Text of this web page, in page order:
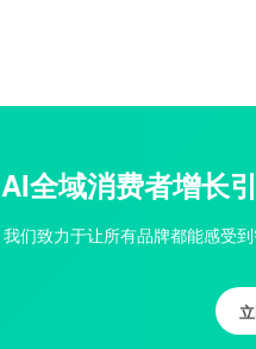
AI全域消费者增长
我们致力于让所有品牌都能感受